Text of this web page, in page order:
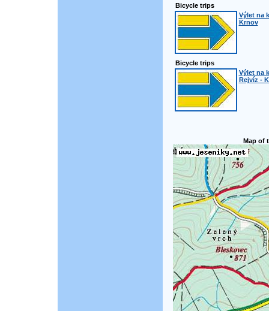
Bicycle trips
Výlet na
Krnov
Bicycle trips
Výlet na
Rejvíz -
Map of